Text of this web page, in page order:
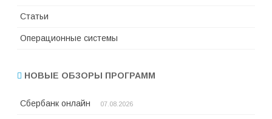
Статьи
Операционные системы
НОВЫЕ ОБЗОРЫ ПРОГРАММ
Сбербанк онлайн 07.08.2026